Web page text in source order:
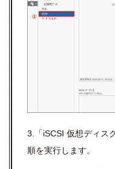
3.「iSCSI 仮想ディス
順を実行します。